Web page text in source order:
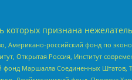
признана
российский фонд по
Открытая Россия, Институт
Маршалла Соединенных